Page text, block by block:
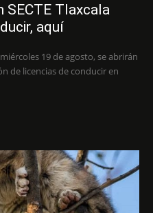
SECTE Tlaxcala
aquí
19 de agosto, se abrirán
de licencias de conducir en